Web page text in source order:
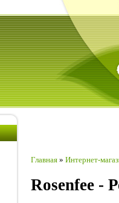
Главная » Интернет-
Rosenfee -